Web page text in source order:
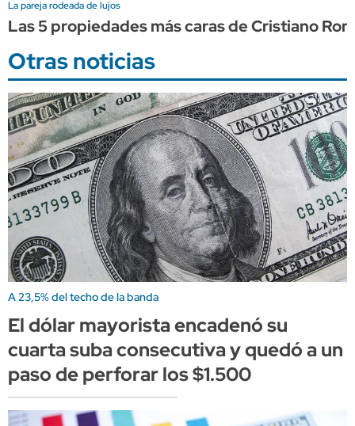
La pareja rodeada de lujos
Las 5 propiedades más caras de Cristiano
Otras noticias
A 23,5% del techo de la banda
El dólar mayorista encadenó su
cuarta suba consecutiva y quedó a un
paso de perforar los $1.500